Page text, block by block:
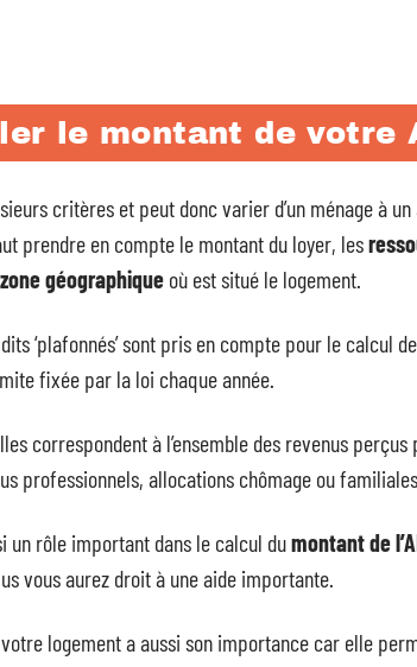
le montant de votre
critères et peut donc varier d’un ménage à
prendre en compte le montant du loyer, les
zone géographique où est situé le logement.
‘plafonnés’ sont pris en compte pour le calcul de
fixée par la loi chaque année.
correspondent à l’ensemble des revenus
professionnels, allocations chômage ou
un rôle important dans le calcul dumontant de
vous aurez droit à une aide importante.
logement a aussi son importance car elle